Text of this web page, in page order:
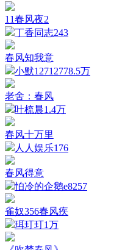
11春风夜2
丁香同志243
春风知我意
小默12712778.5万
老舍：春风
叶梳晨1.4万
春风十万里
人人娱乐176
春风得意
怕冷的企鹅e8257
雀奴356春风疾
珥玎玎1万